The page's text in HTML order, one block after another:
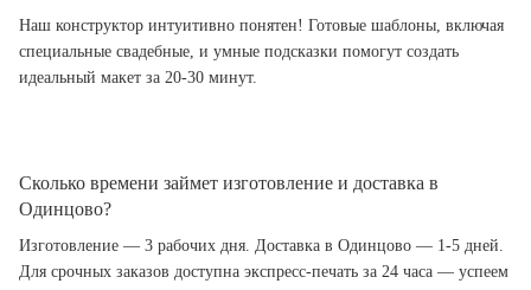
Наш конструктор интуитивно понятен! Готовые шаблоны, включая
специальные свадебные, и умные подсказки помогут создать
идеальный макет за 20-30 минут.
Сколько времени займет изготовление и доставка в
Одинцово?
Изготовление — 3 рабочих дня. Доставка в Одинцово — 1-5 дней.
Для срочных заказов доступна экспресс-печать за 24 часа — успеем